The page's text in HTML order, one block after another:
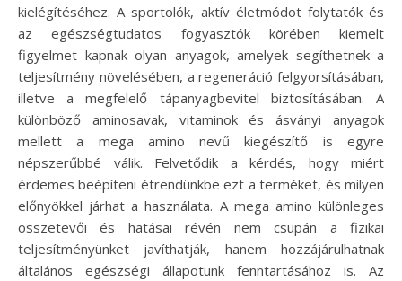
kielégítéséhez. A sportolók, aktív életmódot folytatók és
az egészségtudatos fogyasztók körében kiemelt
figyelmet kapnak olyan anyagok, amelyek segíthetnek a
teljesítmény növelésében, a regeneráció felgyorsításában,
illetve a megfelelő tápanyagbevitel biztosításában. A
különböző aminosavak, vitaminok és ásványi anyagok
mellett a mega amino nevű kiegészítő is egyre
népszerűbbé válik. Felvetődik a kérdés, hogy miért
érdemes beépíteni étrendünkbe ezt a terméket, és milyen
előnyökkel járhat a használata. A mega amino különleges
összetevői és hatásai révén nem csupán a fizikai
teljesítményünket javíthatják, hanem hozzájárulhatnak
általános egészségi állapotunk fenntartásához is. Az